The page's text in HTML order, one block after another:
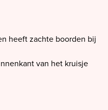
heeft zachte boorden bij
van het kruisje